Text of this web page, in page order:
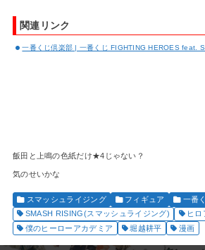
関連リンク
一番くじ倶楽部 | 一番くじ FIGHTING HEROES feat.
飯田と上鳴の色紙だけ★4じゃない？
気のせいかな
スマッシュライジング フィギュア
一番
SMASH RISING(スマッシュライジング)
ヒロ
僕のヒーローアカデミア
堀越耕平 漫画